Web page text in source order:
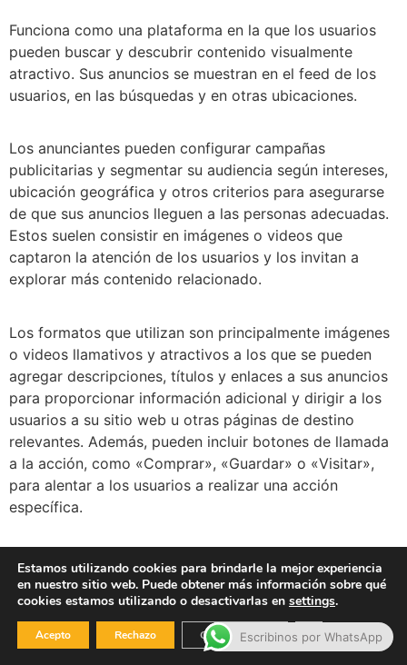
Funciona como una plataforma en la que los usuarios
pueden buscar y descubrir contenido visualmente
atractivo. Sus anuncios se muestran en el feed de los
usuarios, en las búsquedas y en otras ubicaciones.
Los anunciantes pueden configurar campañas
publicitarias y segmentar su audiencia según intereses,
ubicación geográfica y otros criterios para asegurarse
de que sus anuncios lleguen a las personas adecuadas.
Estos suelen consistir en imágenes o videos que
captaron la atención de los usuarios y los invitan a
explorar más contenido relacionado.
Los formatos que utilizan son principalmente imágenes
o videos llamativos y atractivos a los que se pueden
agregar descripciones, títulos y enlaces a sus anuncios
para proporcionar información adicional y dirigir a los
usuarios a su sitio web u otras páginas de destino
relevantes. Además, pueden incluir botones de llamada
a la acción, como «Comprar», «Guardar» o «Visitar»,
para alentar a los usuarios a realizar una acción
específica.
Los anunciantes también pueden aprovechar la función
de pines guardados para aumentar la visibilidad y el
alcance de sus anuncios, permitiendo que los usuarios
guarden y compartan el contenido publicitario en sus
propios tableros.
Estamos utilizando cookies para brindarle la mejor experiencia
en nuestro sitio web. Puede obtener más información sobre qué
cookies estamos utilizando o desactivarlas en settings.
Acepto Rechazo Configuración Cerrar el banner
Escribinos por WhatsApp